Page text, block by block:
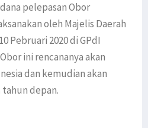
pelepasan Obor
oleh Majelis Daerah
Pebruari 2020 di GPdI
ini rencananya akan
dan kemudian akan
depan.